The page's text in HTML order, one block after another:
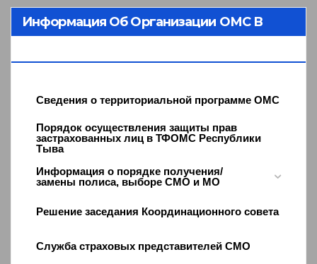
Информация Об Организации ОМС В
Сведения о территориальной программе ОМС
Порядок осуществления защиты прав
застрахованных лиц в ТФОМС Республики
Тыва
Информация о порядке получения/
замены полиса, выборе СМО и МО
Решение заседания Координационного совета
Служба страховых представителей СМО